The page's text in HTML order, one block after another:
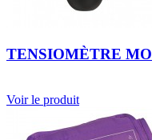
TENSIOMÈTRE
Voir le produit